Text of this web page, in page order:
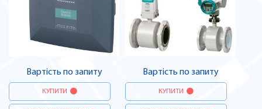
Вартість по запиту
КУПИТИ
Вартість по запиту
КУПИТИ